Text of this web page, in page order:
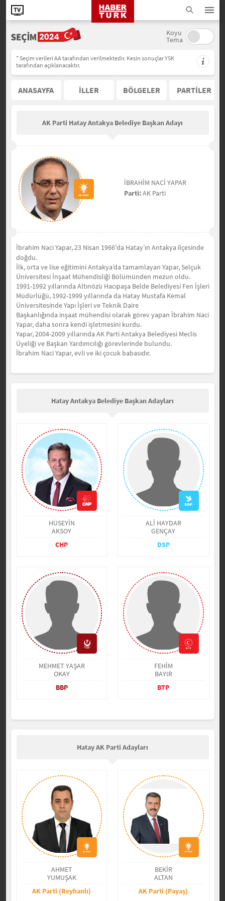
Koyu
Tema
* Seçim verileri AA tarafından verilmektedir. Kesin sonuçlar YSK
tarafından açıklanacaktır.
ANASAYFA İLLER BÖLGELER PARTİLER
AK Parti Hatay Antakya Belediye Başkan Adayı
İBRAHİM NACİ YAPAR
Parti:AK Parti
İbrahim Naci Yapar, 23 Nisan 1966'da Hatay’ın Antakya ilçesinde
doğdu.
İlk, orta ve lise eğitimini Antakya’da tamamlayan Yapar, Selçuk
Üniversitesi İnşaat Mühendisliği Bölümünden mezun oldu.
1991-1992 yıllarında Altınözü Hacıpaşa Belde Belediyesi Fen İşleri
Müdürlüğü, 1992-1999 yıllarında da Hatay Mustafa Kemal
Üniversitesinde Yapı İşleri ve Teknik Daire
Başkanlığında inşaat mühendisi olarak görev yapan İbrahim Naci
Yapar, daha sonra kendi işletmesini kurdu.
Yapar, 2004-2009 yıllarında AK Parti Antakya Belediyesi Meclis
Üyeliği ve Başkan Yardımcılığı görevlerinde bulundu.
İbrahim Naci Yapar,evli ve iki çocuk babasıdır.
Hatay Antakya Belediye Başkan Adayları
HÜSEYİN
AKSOY
CHP
ALİ HAYDAR
GENÇAY
DSP
MEHMET YAŞAR
OKAY
BBP
FEHİM
BAYIR
BTP
Hatay AK Parti Adayları
AHMET
YUMUŞAK
AK Parti (Reyhanlı)
BEKİR
ALTAN
AK Parti (Payaş)